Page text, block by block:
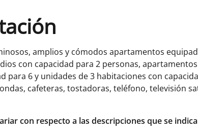
amplios y cómodos apartamentos
con capacidad para 2 personas,
para 6 y unidades de 3 habitaciones con
cafeteras, tostadoras, teléfono, televisión
con respecto a las descripciones que se